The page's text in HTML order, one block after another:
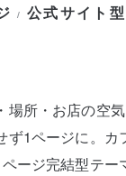
/ 公式サイト
場所・お店の空
ず1ページに。カ
ージ完結型テー